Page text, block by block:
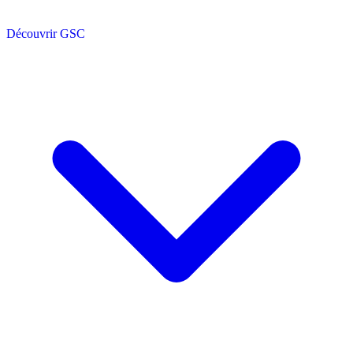
Découvrir GSC